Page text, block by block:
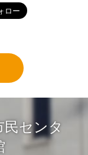
センタ